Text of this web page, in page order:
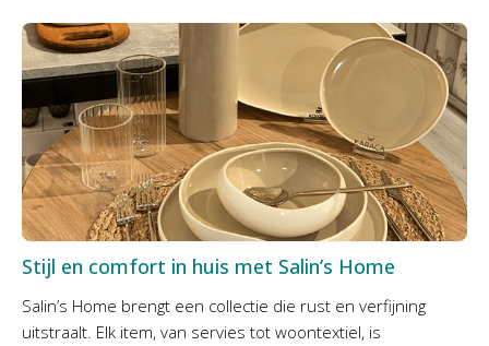
Stijl en comfort in huis met Salin’s Home
Salin’s Home brengt een collectie die rust en verfijning
uitstraalt. Elk item, van servies tot woontextiel, is